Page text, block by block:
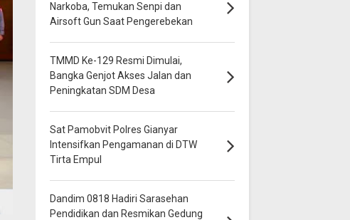
Narkoba, Temukan Senpi dan
Airsoft Gun Saat Pengerebekan
TMMD Ke-129 Resmi Dimulai,
Bangka Genjot Akses Jalan dan
Peningkatan SDM Desa
Sat Pamobvit Polres Gianyar
Intensifkan Pengamanan di DTW
Tirta Empul
Dandim 0818 Hadiri Sarasehan
Pendidikan dan Resmikan Gedung